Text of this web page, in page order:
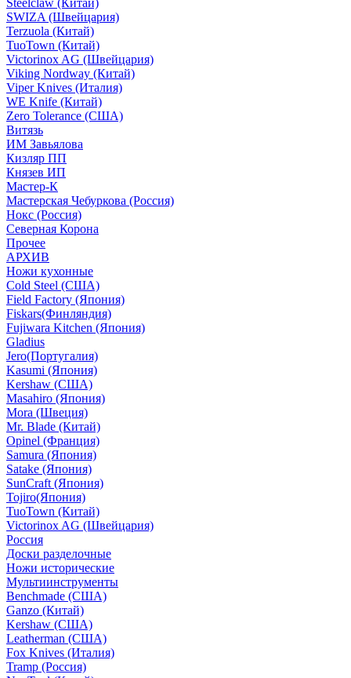
Steelclaw (Китай)
SWIZA (Швейцария)
Terzuola (Китай)
TuoTown (Китай)
Victorinox AG (Швейцария)
Viking Nordway (Китай)
Viper Knives (Италия)
WE Knife (Китай)
Zero Tolerance (США)
Витязь
ИМ Завьялова
Кизляр ПП
Князев ИП
Мастер-К
Мастерская Чебуркова (Россия)
Нокс (Россия)
Северная Корона
Прочее
АРХИВ
Ножи кухонные
Cold Steel (США)
Field Factory (Япония)
Fiskars(Финляндия)
Fujiwara Kitchen (Япония)
Gladius
Jero(Португалия)
Kasumi (Япония)
Kershaw (США)
Masahiro (Япония)
Mora (Швеция)
Mr. Blade (Китай)
Opinel (Франция)
Samura (Япония)
Satake (Япония)
SunCraft (Япония)
Tojiro(Япония)
TuoTown (Китай)
Victorinox AG (Швейцария)
Россия
Доски разделочные
Ножи исторические
Мультиинструменты
Benchmade (США)
Ganzo (Китай)
Kershaw (США)
Leatherman (США)
Fox Knives (Италия)
Tramp (Россия)